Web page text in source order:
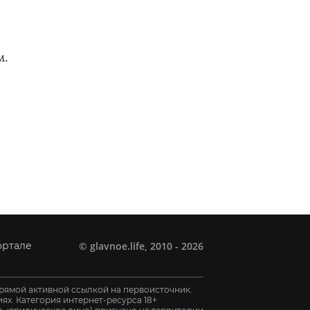
© glavnoe.life , 2010 - 2026
активной ссылкой на первоисточник.
Категория интернет-ресурса 18+